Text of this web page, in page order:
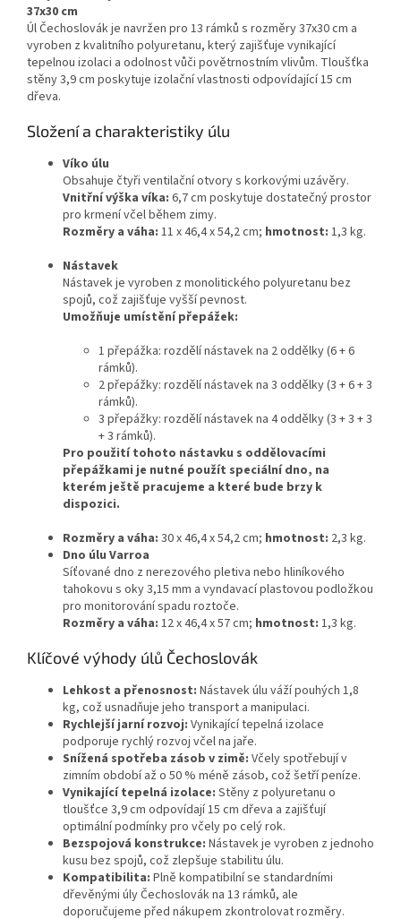
37x30 cm
Úl Čechoslovák je navržen pro 13 rámků s rozměry 37x30 cm a
vyroben z kvalitního polyuretanu, který zajišťuje vynikající
tepelnou izolaci a odolnost vůči povětrnostním vlivům. Tloušťka
stěny 3,9 cm poskytuje izolační vlastnosti odpovídající 15 cm
dřeva.
Složení a charakteristiky úlu
Víko úlu
Obsahuje čtyři ventilační otvory s korkovými uzávěry.
Vnitřní výška víka: 6,7 cm poskytuje dostatečný prostor
pro krmení včel během zimy.
Rozměry a váha: 11 x 46,4 x 54,2 cm; hmotnost: 1,3 kg.
Nástavek
Nástavek je vyroben z monolitického polyuretanu bez
spojů, což zajišťuje vyšší pevnost.
Umožňuje umístění přepážek:
1 přepážka: rozdělí nástavek na 2 oddělky (6 + 6
rámků).
2 přepážky: rozdělí nástavek na 3 oddělky (3 + 6 + 3
rámků).
3 přepážky: rozdělí nástavek na 4 oddělky (3 + 3 + 3
+ 3 rámků).
Pro použití tohoto nástavku s oddělovacími
přepážkami je nutné použít speciální dno, na
kterém ještě pracujeme a které bude brzy k
dispozici.
Rozměry a váha: 30 x 46,4 x 54,2 cm; hmotnost: 2,3 kg.
Dno úlu Varroa
Síťované dno z nerezového pletiva nebo hliníkového
tahokovu s oky 3,15 mm a vyndavací plastovou podložkou
pro monitorování spadu roztoče.
Rozměry a váha: 12 x 46,4 x 57 cm; hmotnost: 1,3 kg.
Klíčové výhody úlů Čechoslovák
Lehkost a přenosnost: Nástavek úlu váží pouhých 1,8
kg, což usnadňuje jeho transport a manipulaci.
Rychlejší jarní rozvoj: Vynikající tepelná izolace
podporuje rychlý rozvoj včel na jaře.
Snížená spotřeba zásob v zimě: Včely spotřebují v
zimním období až o 50 % méně zásob, což šetří peníze.
Vynikající tepelná izolace: Stěny z polyuretanu o
tloušťce 3,9 cm odpovídají 15 cm dřeva a zajišťují
optimální podmínky pro včely po celý rok.
Bezspojová konstrukce: Nástavek je vyroben z jednoho
kusu bez spojů, což zlepšuje stabilitu úlu.
Kompatibilita: Plně kompatibilní se standardními
dřevěnými úly Čechoslovák na 13 rámků, ale
doporučujeme před nákupem zkontrolovat rozměry.